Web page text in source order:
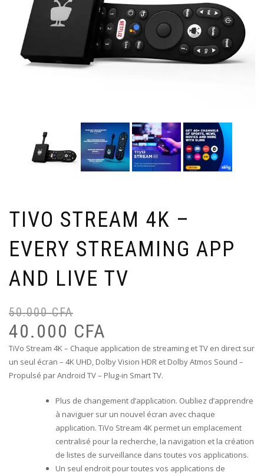
TIVO STREAM 4K –
EVERY STREAMING APP
AND LIVE TV
50.000CFA
40.000 CFA
TiVo Stream 4K – Chaque application de streaming et TV en direct sur
un seul écran – 4K UHD, Dolby Vision HDR et Dolby Atmos Sound –
Propulsé par Android TV – Plug-in Smart TV.
Plus de changement d’application. Oubliez d’apprendre
à naviguer sur un nouvel écran avec chaque
application. TiVo Stream 4K permet un emplacement
centralisé pour la recherche, la navigation et la création
de listes de surveillance dans toutes vos applications.
Un seul endroit pour toutes vos applications de